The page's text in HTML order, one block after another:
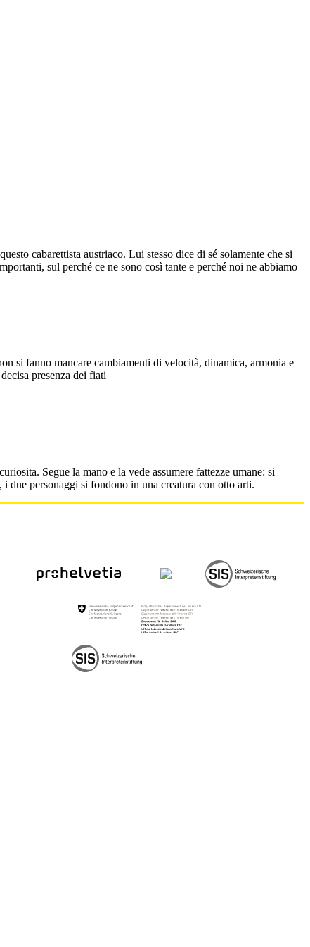
cabarettista austriaco. Lui stesso dice di sé solamente che si
sul perché ce ne sono così tante e perché noi ne abbiamo
si fanno mancare cambiamenti di velocità, dinamica, armonia e
presenza dei fiati
Segue la mano e la vede assumere fattezze umane: si
due personaggi si fondono in una creatura con otto arti.